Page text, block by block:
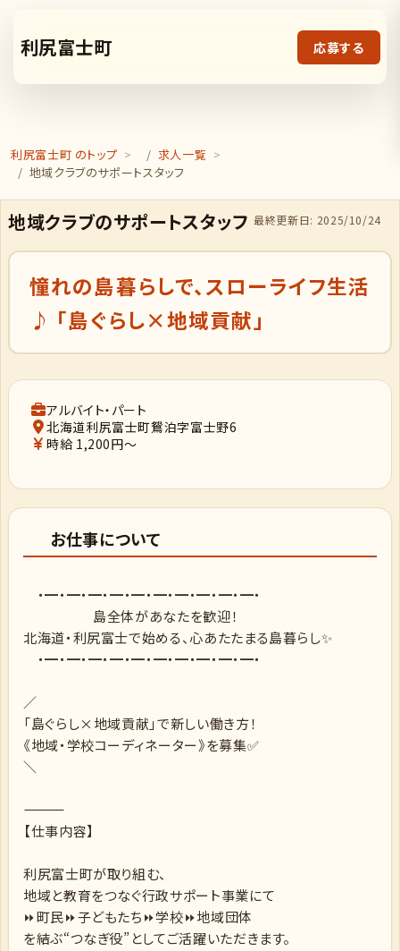
利尻富士町 応募する
利尻富士町 のトップ
求人一覧
地域クラブのサポートスタッフ
最終更新日: 2025/10/24
地域クラブのサポートスタッフ
憧れの島暮らしで、スローライフ生活
♪ 「島ぐらし×地域貢献」
アルバイト・パート
北海道利尻富士町鴛泊字富士野6
時給 1,200円～
お仕事について
・━・━・━・━・━・━・━・━・━・━・
島全体があなたを歓迎！
北海道・利尻富士で始める、心あたたまる島暮らし✨
・━・━・━・━・━・━・━・━・━・━・
／
「島ぐらし×地域貢献」で新しい働き方！
《地域・学校コーディネーター》を募集✅
＼
――――――――――――
【仕事内容】
利尻富士町が取り組む、
地域と教育をつなぐ行政サポート事業にて
⏩町民⏩子どもたち⏩学校⏩地域団体
を結ぶ“つなぎ役”としてご活躍いただきます。